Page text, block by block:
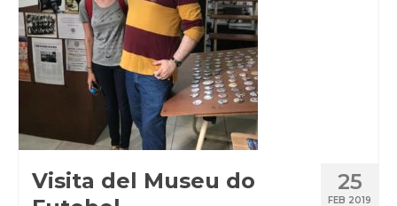
25
FEB 2019
Visita del Museu do